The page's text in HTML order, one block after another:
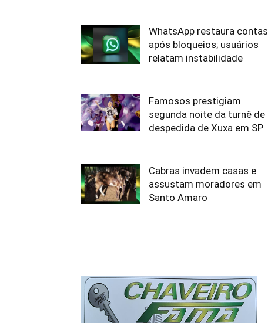
WhatsApp restaura contas
após bloqueios; usuários
relatam instabilidade
Famosos prestigiam
segunda noite da turnê de
despedida de Xuxa em SP
Cabras invadem casas e
assustam moradores em
Santo Amaro